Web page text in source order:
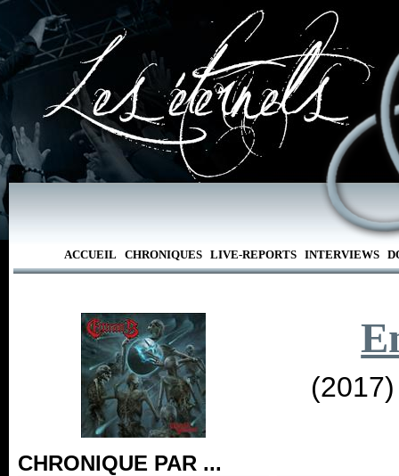
ACCUEIL CHRONIQUES LIVE-REPORTS INTERVIEWS
CHRONIQUE PAR ...